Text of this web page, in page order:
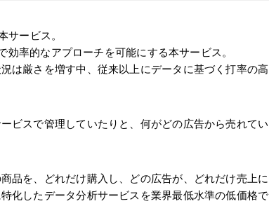
サービス。
率的なアプローチを可能にする本サービス。
は厳さを増す中、従来以上にデータに基づく打率の高
ビスで管理していたりと、何がどの広告から売れてい
品を、どれだけ購入し、どの広告が、どれだけ売上に
化したデータ分析サービスを業界最低水準の低価格で